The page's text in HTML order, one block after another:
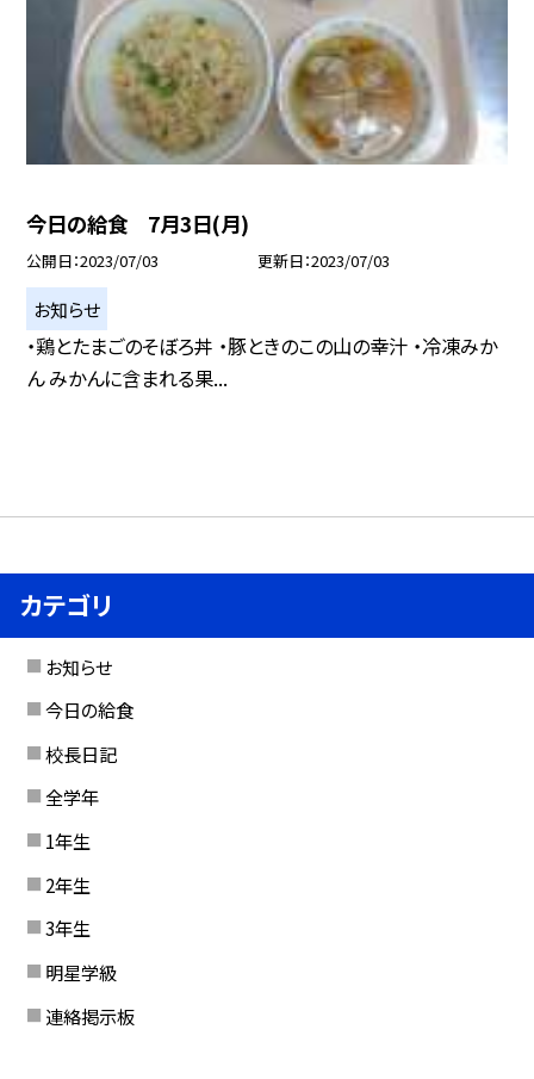
今日の給食 7月3日(月)
公開日 2023/07/03 更新日 2023/07/03
お知らせ
・鶏とたまごのそぼろ丼 ・豚ときのこの山の幸汁 ・冷凍みか
ん みかんに含まれる果...
カテゴリ
お知らせ
今日の給食
校長日記
全学年
1年生
2年生
3年生
明星学級
連絡掲示板